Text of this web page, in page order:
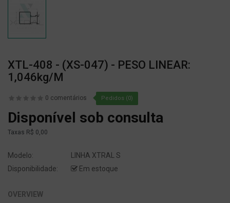
XTL-408 - (XS-047) - PESO LINEAR:
1,046kg/m
0 comentários Pedidos (0)
Disponível sob consulta
Taxas R$ 0,00
Modelo:
LINHA XTRAL S
Disponibilidade:
Em estoque
OVERVIEW